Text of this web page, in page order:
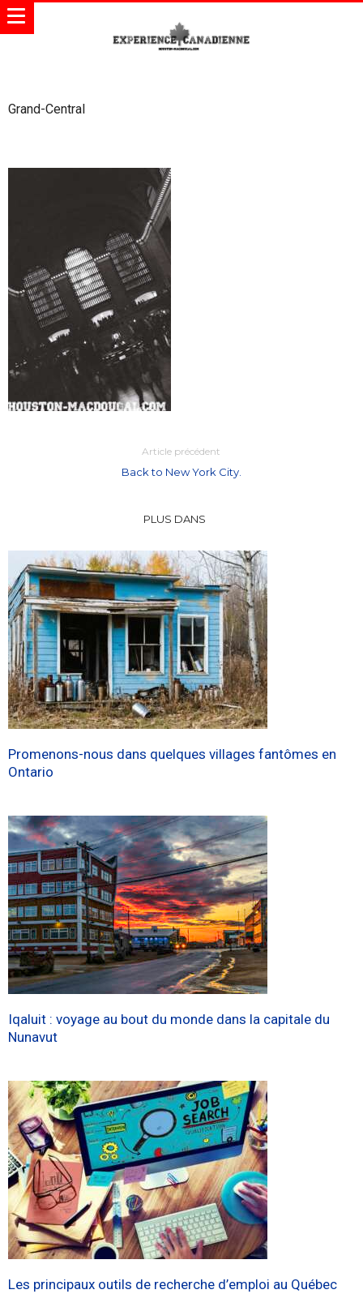
Grand-Central
Article précédent
Back to New York City.
PLUS DANS
Promenons-nous dans quelques villages fantômes en
Ontario
Iqaluit : voyage au bout du monde dans la capitale du
Nunavut
Les principaux outils de recherche d’emploi au Québec